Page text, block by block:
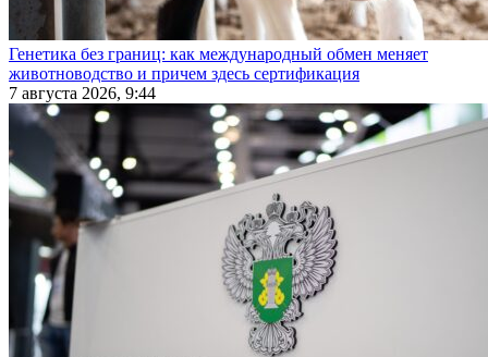
Генетика без границ: как международный обмен меняет
животноводство и причем здесь сертификация
7 августа 2026, 9:44